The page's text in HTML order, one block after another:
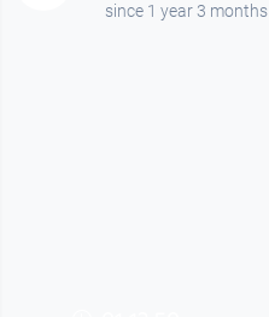
since 1 year 3 months